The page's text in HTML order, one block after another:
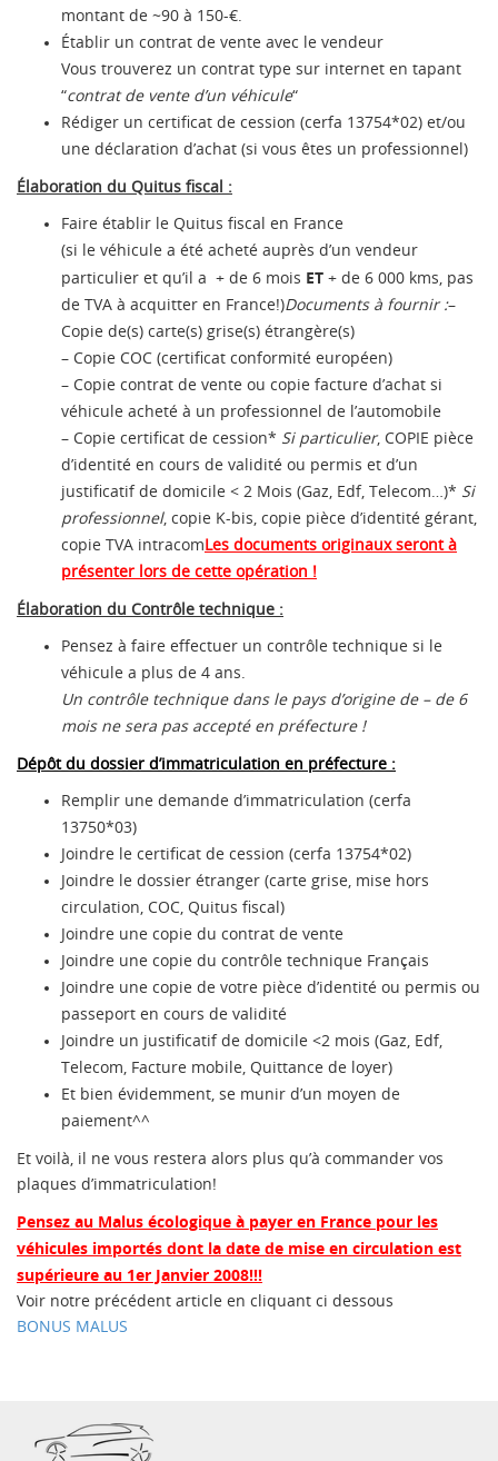
montant de ~90 à 150-€.
Établir un contrat de vente avec le vendeur
Vous trouverez un contrat type sur internet en tapant
“contrat de vente d’un véhicule“
Rédiger un certificat de cession (cerfa 13754*02) et/ou
une déclaration d’achat (si vous êtes un professionnel)
Élaboration du Quitus fiscal :
Faire établir le Quitus fiscal en France
(si le véhicule a été acheté auprès d’un vendeur
particulier et qu’il a + de 6 mois ET + de 6 000 kms, pas
de TVA à acquitter en France!)Documents à fournir :–
Copie de(s) carte(s) grise(s) étrangère(s)
– Copie COC (certificat conformité européen)
– Copie contrat de vente ou copie facture d’achat si
véhicule acheté à un professionnel de l’automobile
– Copie certificat de cession* Si particulier, COPIE pièce
d’identité en cours de validité ou permis et d’un
justificatif de domicile < 2 Mois (Gaz, Edf, Telecom…)* Si
professionnel, copie K-bis, copie pièce d’identité gérant,
copie TVA intracomLes documents originaux seront à
présenter lors de cette opération !
Élaboration du Contrôle technique :
Pensez à faire effectuer un contrôle technique si le
véhicule a plus de 4 ans.
Un contrôle technique dans le pays d’origine de – de 6
mois ne sera pas accepté en préfecture !
Dépôt du dossier d’immatriculation en préfecture :
Remplir une demande d’immatriculation (cerfa
13750*03)
Joindre le certificat de cession (cerfa 13754*02)
Joindre le dossier étranger (carte grise, mise hors
circulation, COC, Quitus fiscal)
Joindre une copie du contrat de vente
Joindre une copie du contrôle technique Français
Joindre une copie de votre pièce d’identité ou permis ou
passeport en cours de validité
Joindre un justificatif de domicile <2 mois (Gaz, Edf,
Telecom, Facture mobile, Quittance de loyer)
Et bien évidemment, se munir d’un moyen de
paiement^^
Et voilà, il ne vous restera alors plus qu’à commander vos
plaques d’immatriculation!
Pensez au Malus écologique à payer en France pour les
véhicules importés dont la date de mise en circulation est
supérieure au 1er Janvier 2008!!!
Voir notre précédent article en cliquant ci dessous
BONUS MALUS